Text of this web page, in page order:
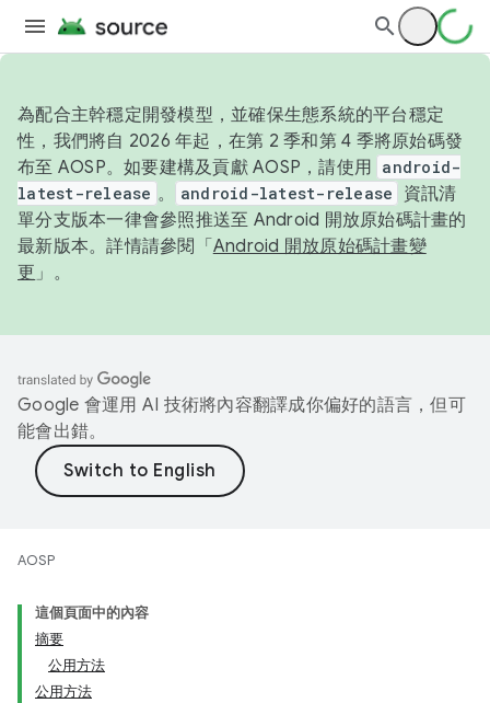
為配合主幹穩定開發模型，並確保生態系統的平台穩定
性，我們將自 2026 年起，在第 2 季和第 4 季將原始碼發
布至 AOSP。如要建構及貢獻 AOSP，請使用 android-
latest-release 。 android-latest-release
資訊清
單分支版本一律會參照推送至 Android 開放原始碼計畫的
最新版本。詳情請參閱「 Android 開放原始碼計畫變
更 」。
Google 會運用 AI 技術將內容翻譯成你偏好的語言，但可
能會出錯。
AOSP
這個頁面中的內容
摘要
公用方法
公用方法